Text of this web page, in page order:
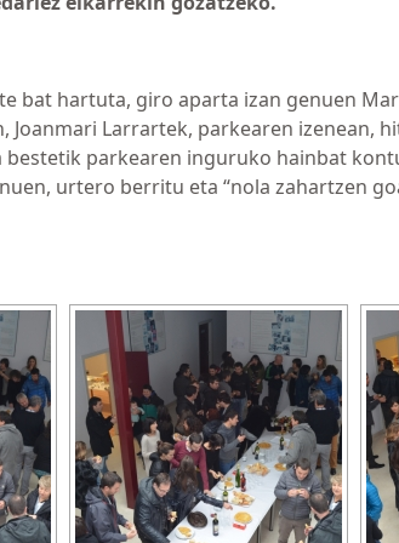
bat hartuta, giro aparta izan genuen
Joanmari Larrartek, parkearen izenean,
parkearen inguruko hainbat
urtero berritu eta “nola zahartzen